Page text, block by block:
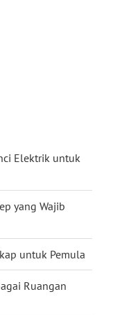
Elektrik untuk
yang Wajib
untuk Pemula
Ruangan